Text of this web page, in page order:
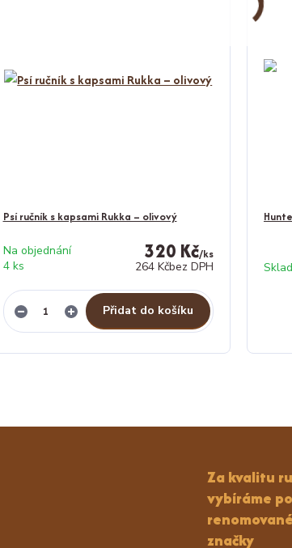
Psí ručník s kapsami Rukka – olivový
320 Kč/ks
264 Kčbez DPH
Na objednání
4 ks
Přidat do košíku
Za kvalitu
vybíráme
značky